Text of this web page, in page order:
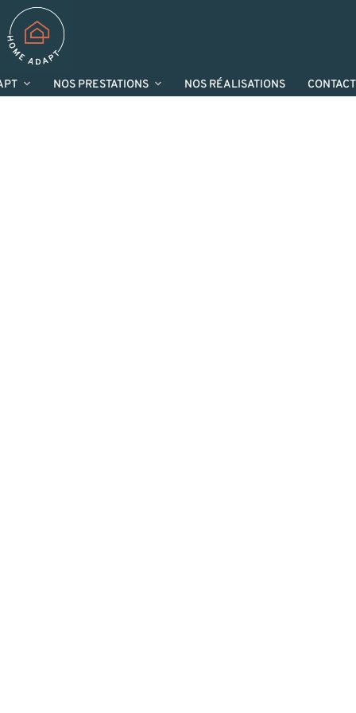
NOS PRESTATIONS NOS RÉALISATIONS CONTACT